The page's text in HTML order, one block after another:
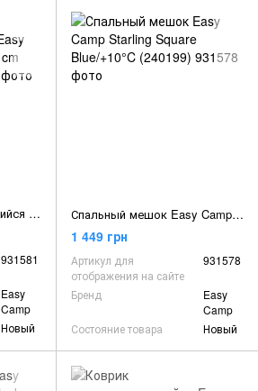
Коврик самонадувающийся Easy Camp Skylark Single 3 cm Blue (300076)
931581
Easy
Camp
Новый
Спальный мешок Easy Camp Starling Square Blue/+10°C (240199)
1 449 грн
Артикул для
отображения на сайте
931578
Бренд
Easy
Camp
Состояние товара
Новый